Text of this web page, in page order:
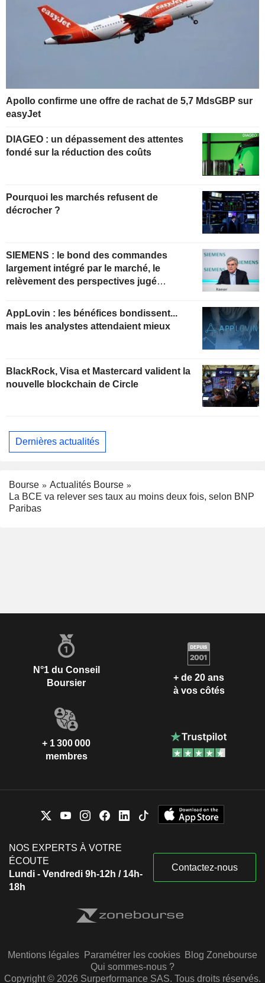
Apollo confirme une offre de rachat de 5,7 MdsGBP sur
easyJet
DIAGEO : un dépassement des attentes
fondé sur la réduction des coûts
Pourquoi les marchés refusent de
décrocher ?
SIEMENS : le bond des commandes
largement intégré par le marché, le
relèvement des perspectives jugé
actuelles
AppLovin : les bénéfices bondissent...
mais les analystes attendaient mieux
BlackRock, Visa et Mastercard valident la
nouvelle blockchain de Circle
Dernières actualités
Bourse
Actualités Bourse
La BCE va relever ses taux au moins deux fois, selon BNP
Paribas
N°1 du Conseil
Boursier
+ de 20 ans
à vos côtés
+ 1 300 000
membres
NOS EXPERTS À VOTRE
ÉCOUTE
Lundi - Vendredi 9h-12h / 14h-
18h
Contactez-nous
Mentions légales Paramétrer les cookies Blog Zonebourse
Qui sommes-nous ?
Copyright © 2026 Surperformance SAS. Tous droits réservés.